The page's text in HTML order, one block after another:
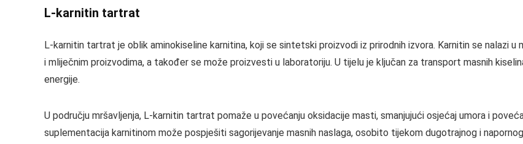
L-karnitin tartrat
L-karnitin tartrat je oblik aminokiseline karnitina, koji se sintetski proizvodi iz prirodnih izvora. Karnitin se nalazi
i mliječnim proizvodima, a također se može proizvesti u laboratoriju. U tijelu je ključan za transport masnih
energije.
U području mršavljenja, L-karnitin tartrat pomaže u povećanju oksidacije masti, smanjujući osjećaj umora i
suplementacija karnitinom može pospješiti sagorijevanje masnih naslaga, osobito tijekom dugotrajnog i